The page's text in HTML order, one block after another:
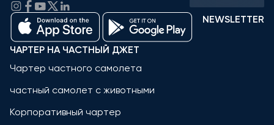
NEWSLETTER
ЧАРТЕР НА ЧАСТНЫЙ ДЖЕТ
Чартер частного самолета
частный самолет с животными
Корпоративный чартер